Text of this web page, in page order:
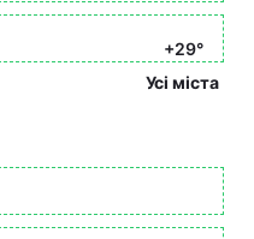
+29°
Усі міста